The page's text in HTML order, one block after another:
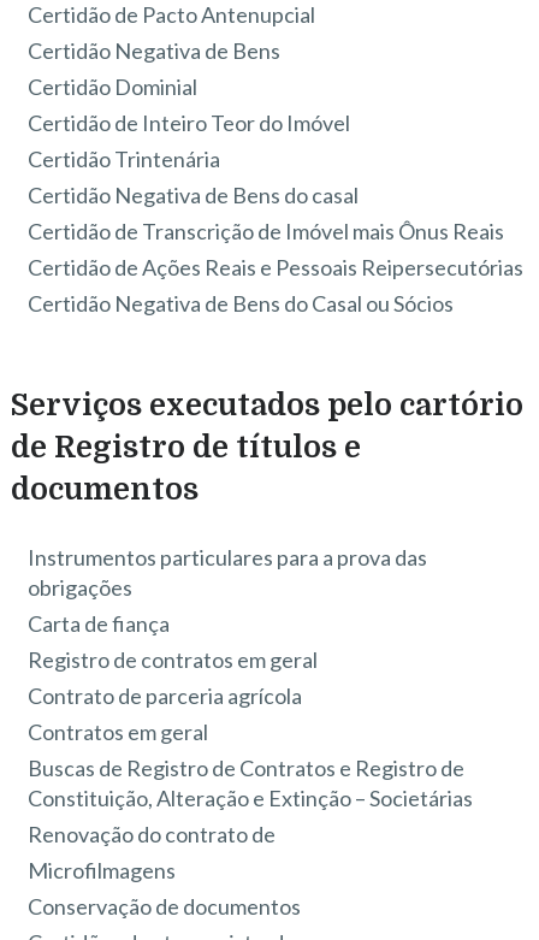
Certidão de Pacto Antenupcial
Certidão Negativa de Bens
Certidão Dominial
Certidão de Inteiro Teor do Imóvel
Certidão Trintenária
Certidão Negativa de Bens do casal
Certidão de Transcrição de Imóvel mais Ônus Reais
Certidão de Ações Reais e Pessoais Reipersecutórias
Certidão Negativa de Bens do Casal ou Sócios
Serviços executados pelo cartório
de Registro de títulos e
documentos
Instrumentos particulares para a prova das
obrigações
Carta de fiança
Registro de contratos em geral
Contrato de parceria agrícola
Contratos em geral
Buscas de Registro de Contratos e Registro de
Constituição, Alteração e Extinção – Societárias
Renovação do contrato de
Microfilmagens
Conservação de documentos